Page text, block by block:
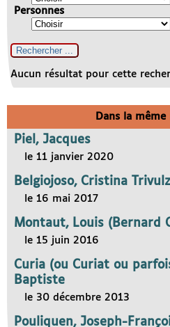
Personnes
Aucun résultat pour cette
Dans la
Piel, Jacques
le 11 janvier 2020
Belgiojoso, Cristina
le 16 mai 2017
Montaut, Louis (Bernard
le 15 juin 2016
Curia (ou Curiat ou
Baptiste
le 30 décembre 2013
Pouliquen, Joseph-